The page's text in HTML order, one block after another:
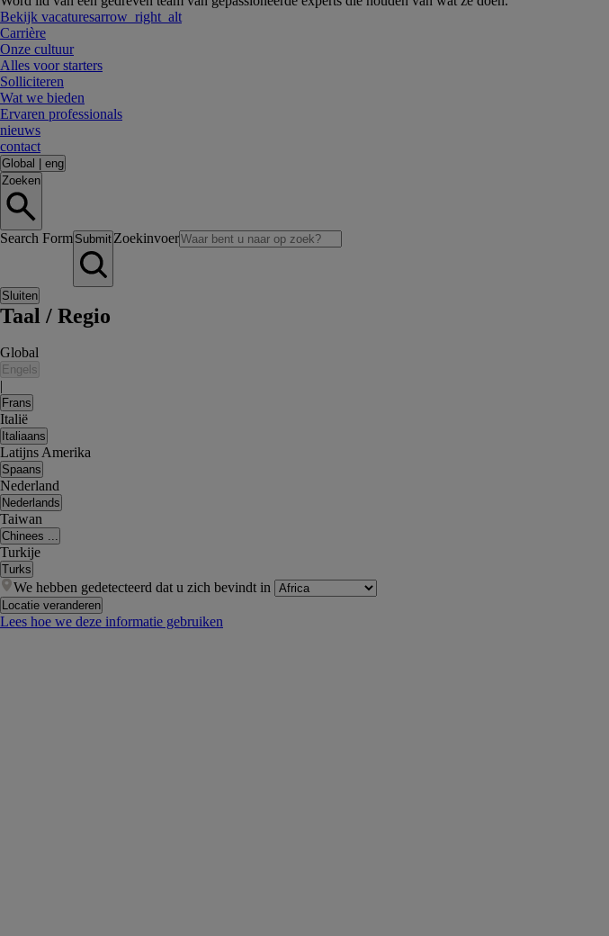
Bekijk vacaturesarrow_right_alt
Carrière
Onze cultuur
Alles voor starters
Solliciteren
Wat we bieden
Ervaren professionals
nieuws
contact
Global
eng
Zoeken
Search Form Submit Zoekinvoer
Sluiten
Taal / Regio
Global
Engels
|
Frans
Italië
Italiaans
Latijns Amerika
Spaans
Nederland
Nederlands
Taiwan
Chinees ...
Turkije
Turks
We hebben gedetecteerd dat u zich bevindt in
Locatie veranderen
Lees hoe we deze informatie gebruiken